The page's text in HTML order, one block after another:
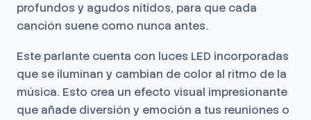
profundos y agudos nítidos, para que cada
canción suene como nunca antes.
Este parlante cuenta con luces LED incorporadas
que se iluminan y cambian de color al ritmo de la
música. Esto crea un efecto visual impresionante
que añade diversión y emoción a tus reuniones o